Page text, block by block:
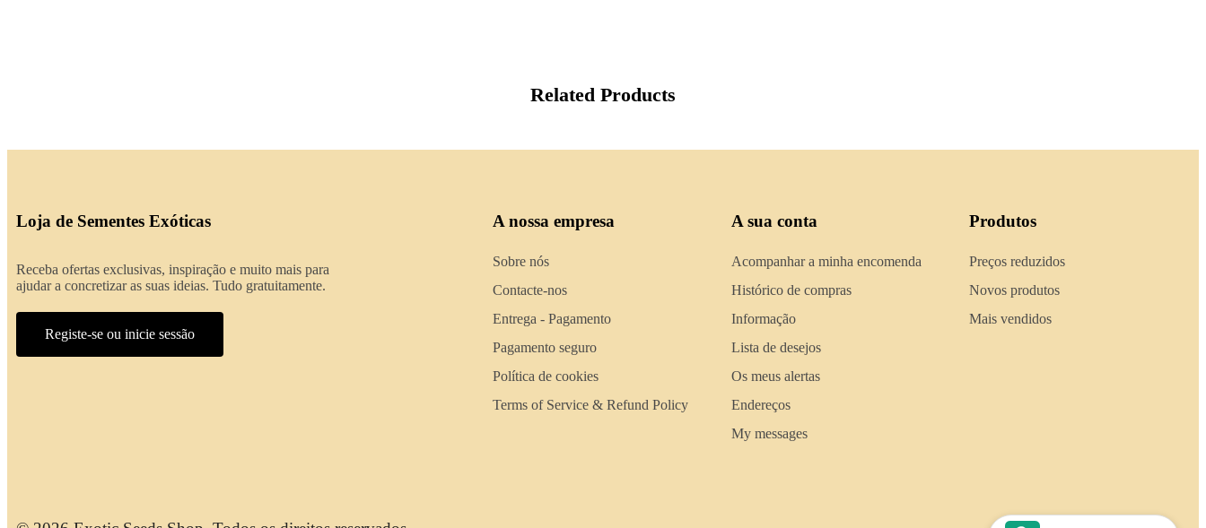
Related Products
Loja de Sementes Exóticas
Receba ofertas exclusivas, inspiração e muito mais para
ajudar a concretizar as suas ideias. Tudo gratuitamente.
Registe-se ou inicie sessão
A nossa empresa
Sobre nós
Contacte-nos
Entrega - Pagamento
Pagamento seguro
Política de cookies
Terms of Service & Refund Policy
A sua conta
Acompanhar a minha encomenda
Histórico de compras
Informação
Lista de desejos
Os meus alertas
Endereços
My messages
Produtos
Preços reduzidos
Novos produtos
Mais vendidos